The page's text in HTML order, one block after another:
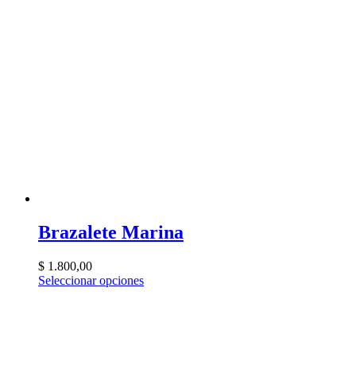
Brazalete Marina
$ 1.800,00
Seleccionar opciones